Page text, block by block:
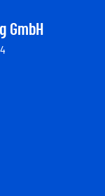
GmbH